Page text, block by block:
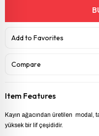
Add to Favorites
Compare
Item Features
Kayın ağacından üretilen modal,
yüksek bir lif çeşididir.